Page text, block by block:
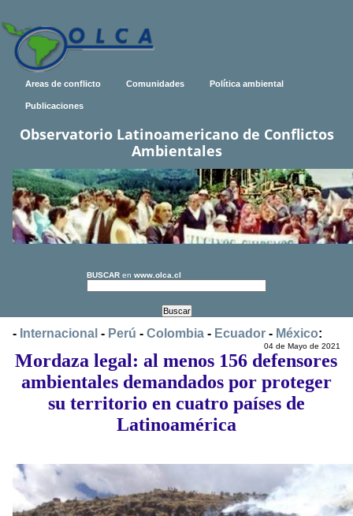
Areas de conflicto Comunidades Política ambiental
Publicaciones
Observatorio Latinoamericano de Conflictos
Ambientales
BUSCAR en www.olca.cl
- Internacional - Perú - Colombia - Ecuador - México:
04 de Mayo de 2021
Mordaza legal: al menos 156 defensores
ambientales demandados por proteger
su territorio en cuatro países de
Latinoamérica